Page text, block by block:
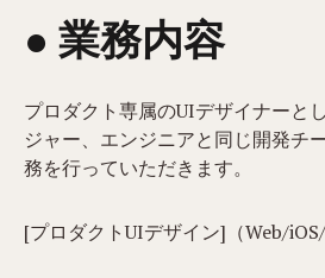
● 業務内容​
プロダクト専属のUIデザイナーと
ジャー、エンジニアと同じ開発チ
務を行っていただきます。
[プロダクトUIデザイン]（Web/